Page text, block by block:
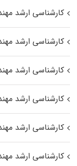
کارشناسی ارشد
کارشناسی ارشد
کارشناسی ارشد
کارشناسی ارشد
کارشناسی ارشد
کارشناسی ارشد